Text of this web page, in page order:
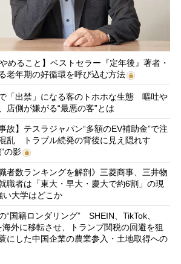
めること】ベストセラー『定年後』著者・
老年期の好循環を呼び込む方法
「出禁」になる客のトホホな生態 嘔吐や
店側が嫌がる“最悪の客”とは
故】テスラジャパン“多額のEV補助金”で注
乱 トラブル続発の背後に見え隠れす
の影
者数ランキングを解剖》三菱商事、三井物
職者は「東大・早大・慶大で約6割」の現
大学はどこか
“国籍ロンダリング” SHEIN、TikTok、
外に移転させ、トランプ関税の回避を狙
にした中国企業の農業参入・土地取得への